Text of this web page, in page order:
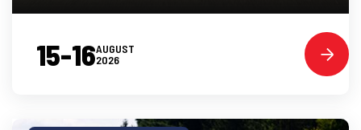
15-16AUGUST
2026